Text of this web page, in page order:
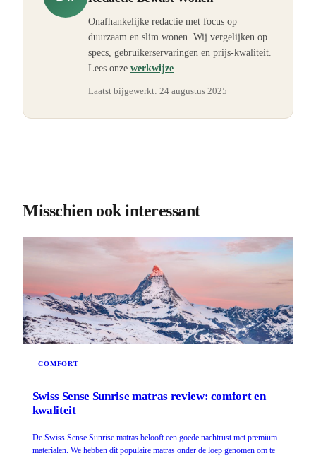
Onafhankelijke redactie met focus op
duurzaam en slim wonen. Wij vergelijken op
specs, gebruikerservaringen en prijs-kwaliteit.
Lees onze werkwijze
Laatst bijgewerkt: 24 augustus 2025
Misschien ook interessant
COMFORT
Swiss Sense Sunrise matras review: comfort en
kwaliteit
De Swiss Sense Sunrise matras belooft een goede nachtrust met premium
materialen. We hebben dit populaire matras onder de loep genomen om te